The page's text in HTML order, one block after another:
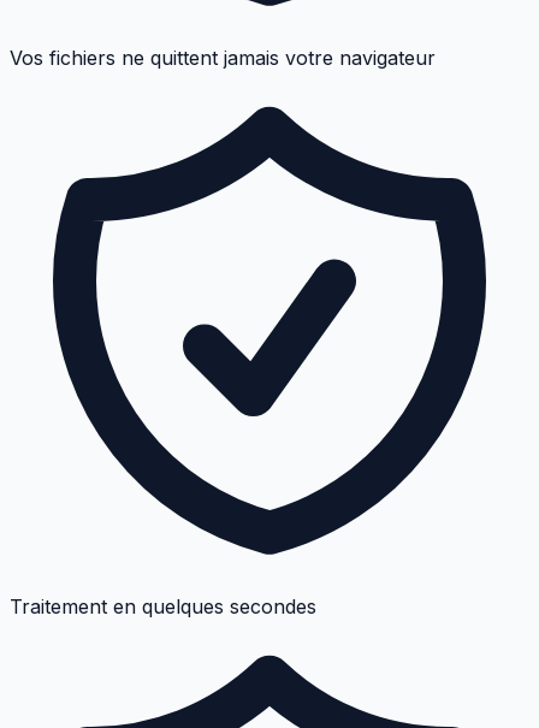
Vos fichiers ne quittent jamais votre navigateur
Traitement en quelques secondes